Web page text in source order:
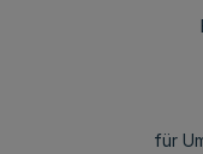
für